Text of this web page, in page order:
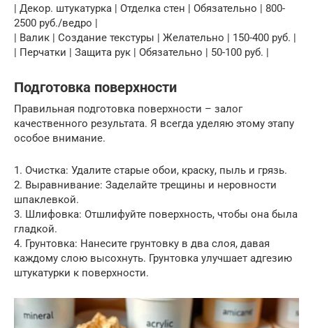
| Декор. штукатурка | Отделка стен | Обязательно | 800-
2500 руб./ведро |
| Валик | Создание текстуры | Желательно | 150-400 руб. |
| Перчатки | Защита рук | Обязательно | 50-100 руб. |
Подготовка поверхности
Правильная подготовка поверхности – залог
качественного результата. Я всегда уделяю этому этапу
особое внимание.
1. Очистка: Удалите старые обои, краску, пыль и грязь.
2. Выравнивание: Заделайте трещины и неровности
шпаклевкой.
3. Шлифовка: Отшлифуйте поверхность, чтобы она была
гладкой.
4. Грунтовка: Нанесите грунтовку в два слоя, давая
каждому слою высохнуть. Грунтовка улучшает адгезию
штукатурки к поверхности.